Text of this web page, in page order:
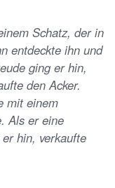
Schatz, der in
entdeckte ihn und
ging er hin,
den Acker.
mit einem
Als er eine
hin, verkaufte